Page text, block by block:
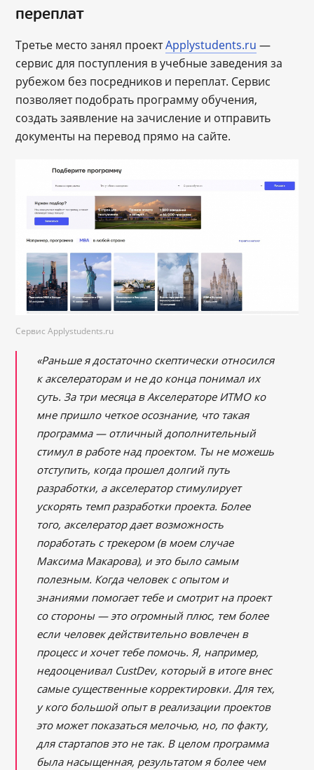
переплат
Третье место занял проектApplystudents.ru —
сервис для поступления в учебные заведения за
рубежом без посредников и переплат. Сервис
позволяет подобрать программу обучения,
создать заявление на зачисление и отправить
документы на перевод прямо на сайте.
Сервис Applystudents.ru
«Раньше я достаточно скептически относился
к акселераторам и не до конца понимал их
суть. За три месяца в Акселераторе ИТМО ко
мне пришло четкое осознание, что такая
программа — отличный дополнительный
стимул в работе над проектом. Ты не можешь
отступить, когда прошел долгий путь
разработки, а акселератор стимулирует
ускорять темп разработки проекта. Более
того, акселератор дает возможность
поработать с трекером (в моем случае
Максима Макарова), и это было самым
полезным. Когда человек с опытом и
знаниями помогает тебе и смотрит на проект
со стороны — это огромный плюс, тем более
если человек действительно вовлечен в
процесс и хочет тебе помочь. Я, например,
недооценивал CustDev, который в итоге внес
самые существенные корректировки. Для тех,
у кого большой опыт в реализации проектов
это может показаться мелочью, но, по факту,
для стартапов это не так. В целом программа
была насыщенная, результатом я более чем